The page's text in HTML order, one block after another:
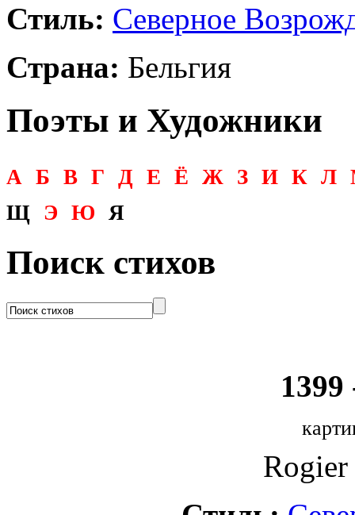
Стиль: Северное
Страна: Бельгия
Поэты и Художники
А Б В Г Д Е Ё Ж З И К Л
Щ
Э Ю Я
Поиск стихов
1399
Rogier